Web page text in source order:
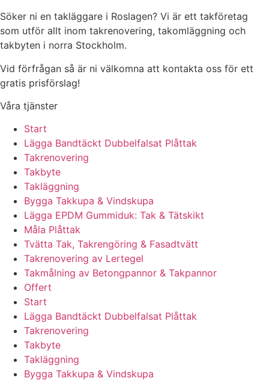
Söker ni en takläggare i Roslagen? Vi är ett takföretag
som utför allt inom takrenovering, takomläggning och
takbyten i norra Stockholm.
Vid förfrågan så är ni välkomna att kontakta oss för ett
gratis prisförslag!
Våra tjänster
Start
Lägga Bandtäckt Dubbelfalsat Plåttak
Takrenovering
Takbyte
Takläggning
Bygga Takkupa & Vindskupa
Lägga EPDM Gummiduk: Tak & Tätskikt
Måla Plåttak
Tvätta Tak, Takrengöring & Fasadtvätt
Takrenovering av Lertegel
Takmålning av Betongpannor & Takpannor
Offert
Start
Lägga Bandtäckt Dubbelfalsat Plåttak
Takrenovering
Takbyte
Takläggning
Bygga Takkupa & Vindskupa